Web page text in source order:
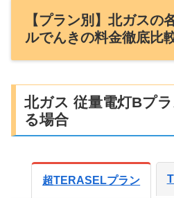
【プラン別】北ガスの
ルでんきの料金徹底比
北ガス 従量電灯Bプ
る場合
超TERASELプラン